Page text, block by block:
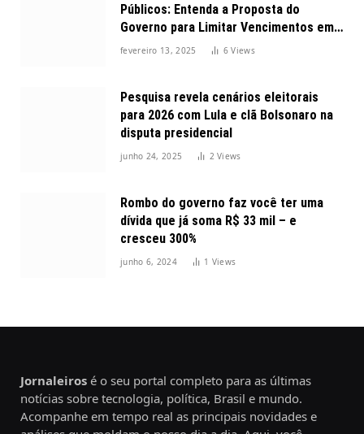
Públicos: Entenda a Proposta do
Governo para Limitar Vencimentos em
2025
fevereiro 13, 2025 6Views
Pesquisa revela cenários eleitorais
para 2026 com Lula e clã Bolsonaro na
disputa presidencial
junho 24, 2025 2Views
Rombo do governo faz você ter uma
dívida que já soma R$ 33 mil – e
cresceu 300%
junho 6, 2024 1 Views
Jornaleiros é o seu portal completo para as últimas
notícias sobre tecnologia, política, Brasil e mundo.
Acompanhe em tempo real as principais novidades e